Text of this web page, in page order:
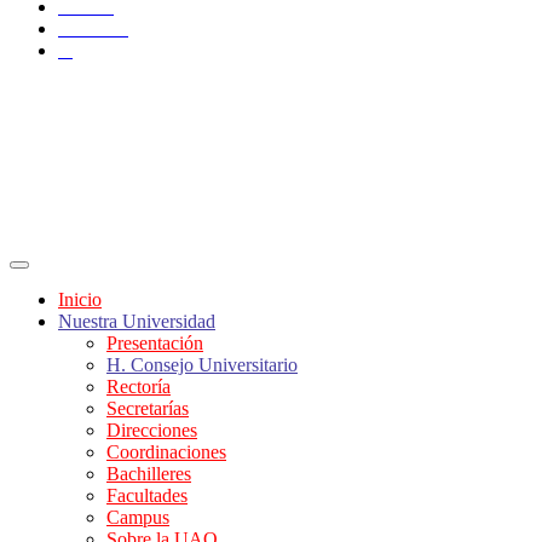
Inicio
Nuestra Universidad
Presentación
H. Consejo Universitario
Rectoría
Secretarías
Direcciones
Coordinaciones
Bachilleres
Facultades
Campus